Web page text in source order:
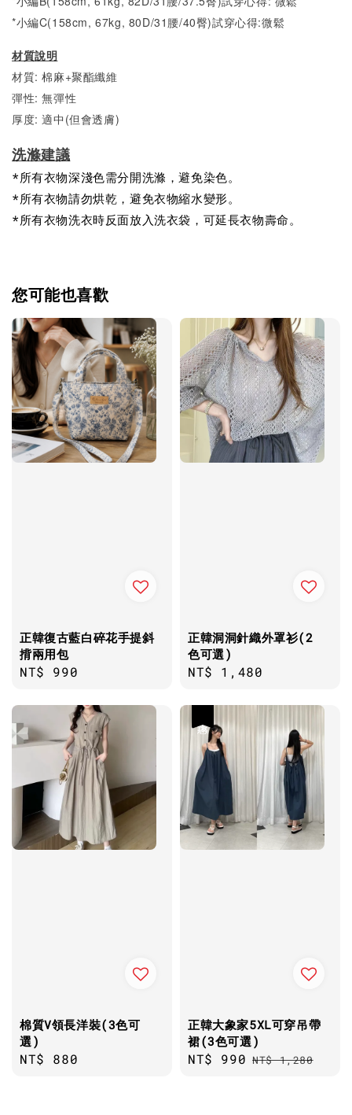
*小編C(158cm, 67kg, 80D/31腰/40臀)試穿心得:微鬆
材質說明
材質: 棉麻+聚酯纖維
彈性: 無彈性
厚度: 適中(但會透膚)
洗滌建議
*所有衣物深淺色需分開洗滌，避免染色。
*所有衣物請勿烘乾，避免衣物縮水變形。
*所有衣物洗衣時反面放入洗衣袋，可延長衣物壽命。
您可能也喜歡
正韓復古藍白碎花手提斜
揹兩用包
Regular
NT$ 990
正韓洞洞針織外罩衫(2
色可選)
Regular
NT$ 1,480
棉質V領長洋裝(3色可
選)
Regular
NT$ 880
正韓大象家5XL可穿吊帶
裙(3色可選)
Sale
NT$ 990 Regular
NT$ 1,280